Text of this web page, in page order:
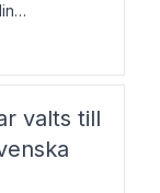
är
lyfta fram
valts till